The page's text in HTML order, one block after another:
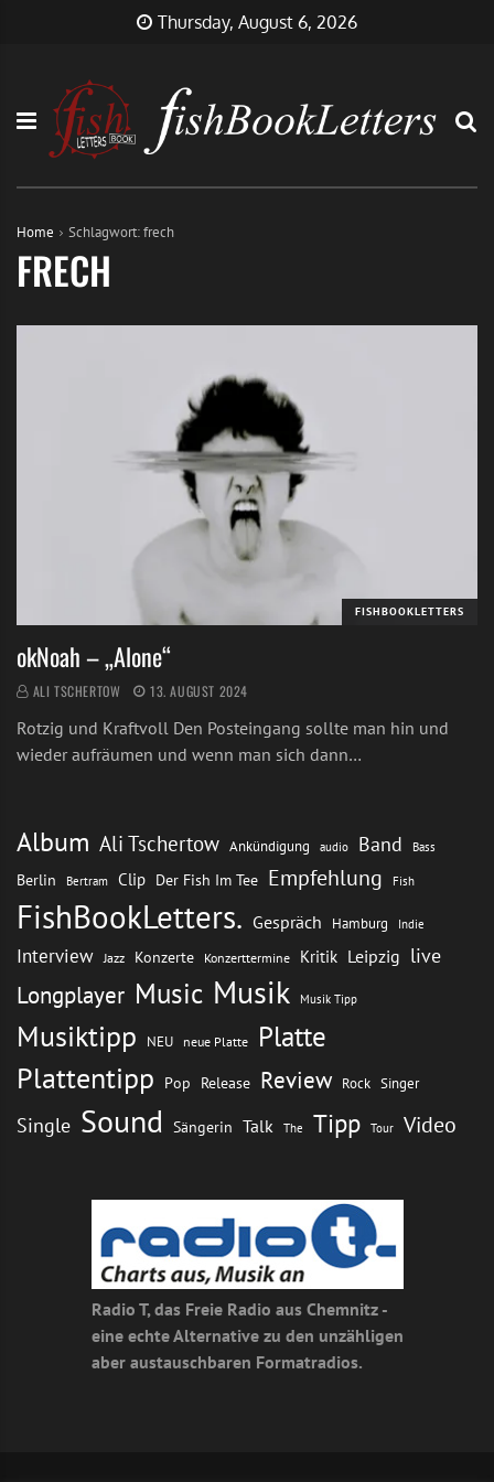
Thursday, August 6, 2026
Home Schlagwort:frech
FRECH
FISHBOOKLETTERS
okNoah – „Alone“
ALI TSCHERTOW 13. AUGUST 2024
Rotzig und Kraftvoll Den Posteingang sollte man hin und
wieder aufräumen und wenn man sich dann…
Album Ali Tschertow Ankündigung audio Band Bass
Berlin Bertram Clip Der Fish Im Tee Empfehlung Fish
FishBookLetters. Gespräch Hamburg Indie
Interview Jazz Konzerte Konzerttermine Kritik Leipzig live
Longplayer Music Musik Musik Tipp
Musiktipp NEU neue Platte Platte
Plattentipp Pop Release Review Rock Singer
Single Sound Sängerin Talk The Tipp Tour Video
Radio T, das Freie Radio aus Chemnitz -
eine echte Alternative zu den unzähligen
aber austauschbaren Formatradios.